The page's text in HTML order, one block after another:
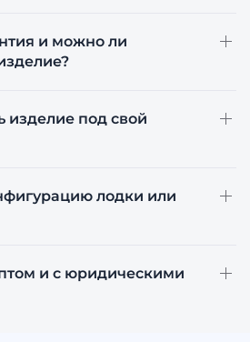
и можно ли
изделие под свой
лодки или
и с юридическими